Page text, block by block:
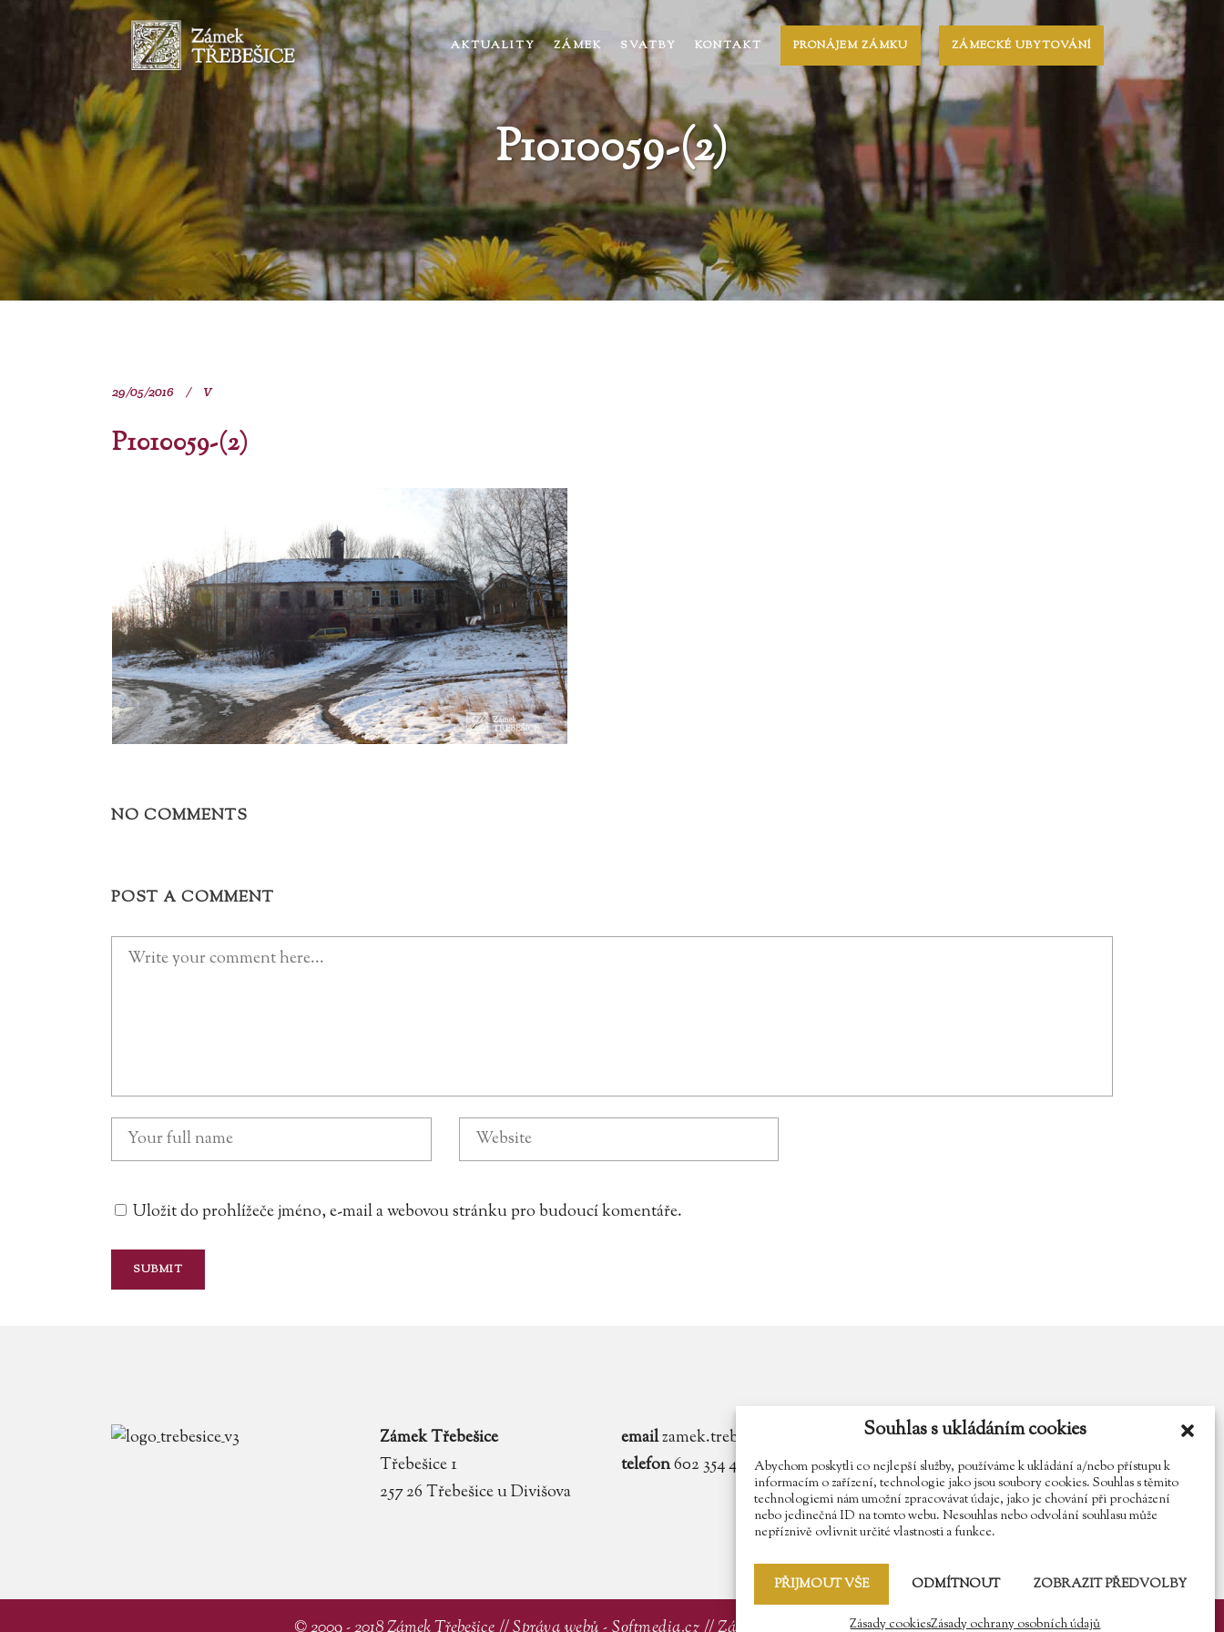
Souhlas s ukládáním cookies
Abychom poskytli co nejlepší služby, používáme k ukládání a/nebo přístupu k
informacím o zařízení, technologie jako jsou soubory cookies. Souhlas s těmito
technologiemi nám umožní zpracovávat údaje, jako je chování při procházení
nebo jedinečná ID na tomto webu. Nesouhlas nebo odvolání souhlasu může
nepříznivě ovlivnit určité vlastnosti a funkce.
PŘIJMOUT VŠE ODMÍTNOUT ZOBRAZIT PŘEDVOLBY
Zásady cookiesZásady ochrany osobních údajů
AKTUALITY ZÁMEK SVATBY KONTAKT PRONÁJEM ZÁMKU ZÁMECKÉ UBYTOVÁNÍ
P1010059-(2)
29/05/2016 V
P1010059-(2)
NO COMMENTS
POST A COMMENT
Uložit do prohlížeče jméno, e-mail a webovou stránku pro budoucí komentáře.
Zámek Třebešice
Třebešice 1
257 26 Třebešice u Divišova
emailzamek.trebesice@volny.cz
telefon602 354 467
Najdete nás na Facebooku
Sledujte náš Instagram